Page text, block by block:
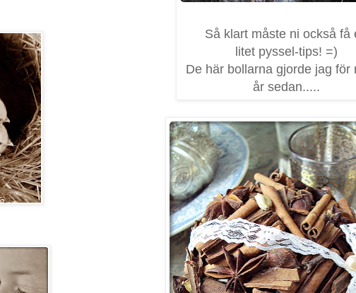
Så klart måste ni också få
litet pyssel-tips! =)
De här bollarna gjorde jag för
år sedan.....